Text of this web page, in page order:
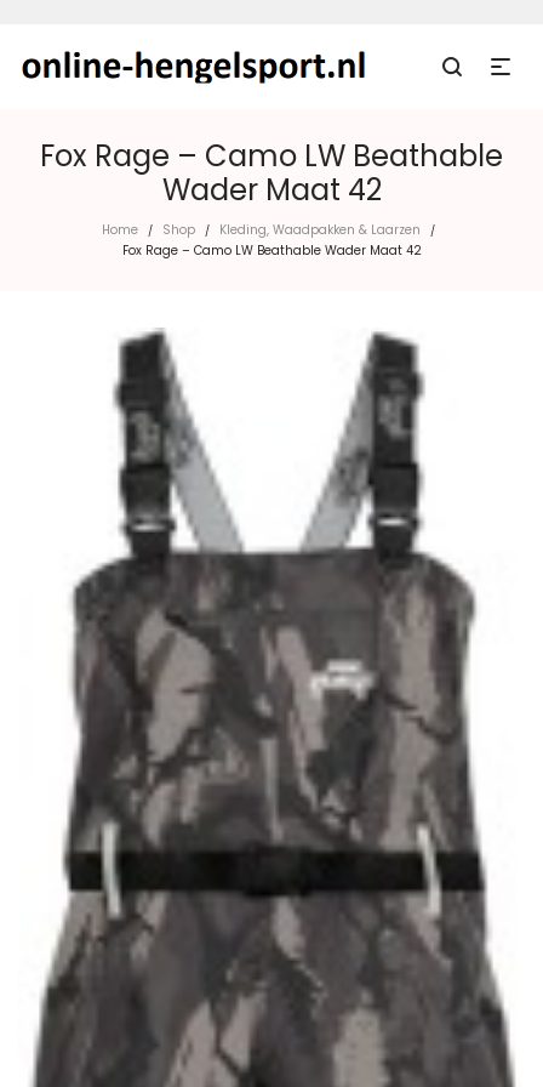
Fox Rage – Camo LW Beathable
Wader Maat 42
Home / Shop / Kleding, Waadpakken & Laarzen /
Fox Rage – Camo LW Beathable Wader Maat 42